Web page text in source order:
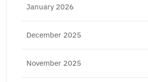
January 2026
December 2025
November 2025